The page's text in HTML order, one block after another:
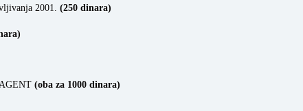
2001. (250 dinara)
(oba za 1000 dinara)